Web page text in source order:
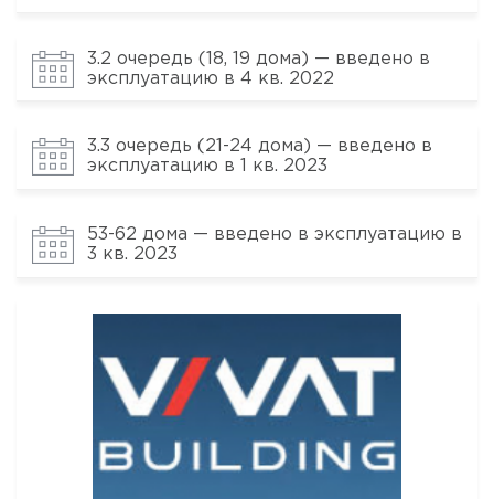
3.2 очередь (18, 19 дома) — введено в
эксплуатацию в 4 кв. 2022
3.3 очередь (21-24 дома) — введено в
эксплуатацию в 1 кв. 2023
53-62 дома — введено в эксплуатацию в
3 кв. 2023